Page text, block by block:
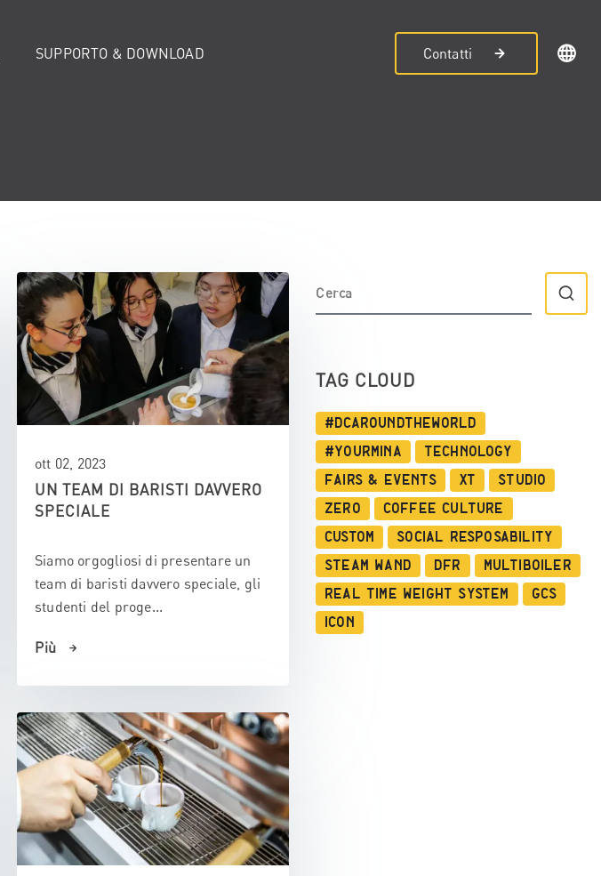
SUPPORTO & DOWNLOAD Contatti
ott 02, 2023
UN TEAM DI BARISTI DAVVERO
SPECIALE
Siamo orgogliosi di presentare un
team di baristi davvero speciale, gli
studenti del proge...
Più
TAG CLOUD
#dcaroundtheworld
#YourMina
Technology
Fairs & Events
XT
Studio
Zero
Coffee Culture
Custom
Social Resposability
Steam Wand
DFR
Multiboiler
Real Time Weight System
GCS
ICON